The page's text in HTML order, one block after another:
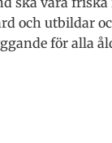
och utbildar
för alla